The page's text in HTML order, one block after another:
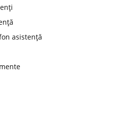
asistență